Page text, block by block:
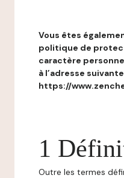
Vous êtes
politique de
caractère
à l’adresse
https://
1
Outre les termes